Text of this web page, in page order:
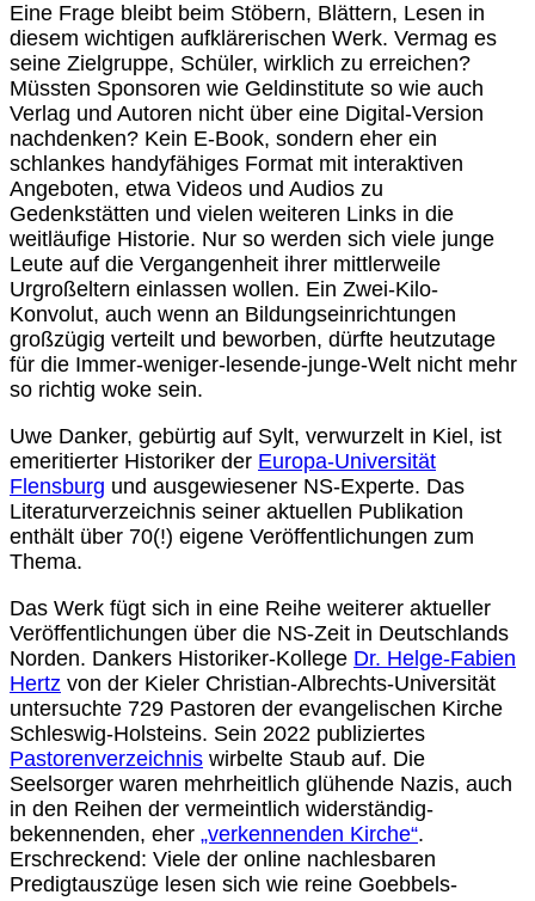
Eine Frage bleibt beim Stöbern, Blättern, Lesen in
diesem wichtigen aufklärerischen Werk. Vermag es
seine Zielgruppe, Schüler, wirklich zu erreichen?
Müssten Sponsoren wie Geldinstitute so wie auch
Verlag und Autoren nicht über eine Digital-Version
nachdenken? Kein E-Book, sondern eher ein
schlankes handyfähiges Format mit interaktiven
Angeboten, etwa Videos und Audios zu
Gedenkstätten und vielen weiteren Links in die
weitläufige Historie. Nur so werden sich viele junge
Leute auf die Vergangenheit ihrer mittlerweile
Urgroßeltern einlassen wollen. Ein Zwei-Kilo-
Konvolut, auch wenn an Bildungseinrichtungen
großzügig verteilt und beworben, dürfte heutzutage
für die Immer-weniger-lesende-junge-Welt nicht mehr
so richtig woke sein.
Uwe Danker, gebürtig auf Sylt, verwurzelt in Kiel, ist
emeritierter Historiker der Europa-Universität
Flensburg und ausgewiesener NS-Experte. Das
Literaturverzeichnis seiner aktuellen Publikation
enthält über 70(!) eigene Veröffentlichungen zum
Thema.
Das Werk fügt sich in eine Reihe weiterer aktueller
Veröffentlichungen über die NS-Zeit in Deutschlands
Norden. Dankers Historiker-Kollege Dr. Helge-Fabien
Hertz von der Kieler Christian-Albrechts-Universität
untersuchte 729 Pastoren der evangelischen Kirche
Schleswig-Holsteins. Sein 2022 publiziertes
Pastorenverzeichnis wirbelte Staub auf. Die
Seelsorger waren mehrheitlich glühende Nazis, auch
in den Reihen der vermeintlich widerständig-
bekennenden, eher „verkennenden Kirche“.
Erschreckend: Viele der online nachlesbaren
Predigtauszüge lesen sich wie reine Goebbels-